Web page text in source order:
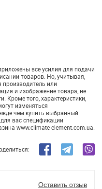
все усилия для подачи
товаров. Но, учитывая,
или
и изображение товара, не
Кроме того, характеристики,
изменяться
чем купить выбранный
вас спецификации
www.climate-element.com.ua.
Оставить отзыв